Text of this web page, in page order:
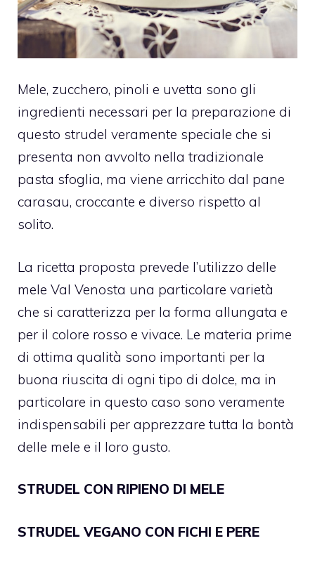
Mele, zucchero, pinoli e uvetta sono gli
ingredienti necessari per la preparazione di
questo strudel veramente speciale che si
presenta non avvolto nella tradizionale
pasta sfoglia, ma viene arricchito dal pane
carasau, croccante e diverso rispetto al
solito.
La ricetta proposta prevede l’utilizzo delle
mele Val Venosta una particolare varietà
che si caratterizza per la forma allungata e
per il colore rosso e vivace. Le materia prime
di ottima qualità sono importanti per la
buona riuscita di ogni tipo di dolce, ma in
particolare in questo caso sono veramente
indispensabili per apprezzare tutta la bontà
delle mele e il loro gusto.
STRUDEL CON RIPIENO DI MELE
STRUDEL VEGANO CON FICHI E PERE